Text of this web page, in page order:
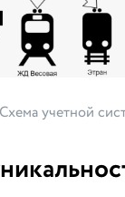
Схема учетной